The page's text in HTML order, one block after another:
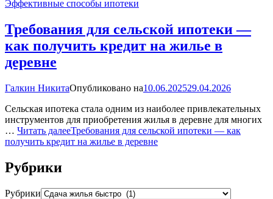
Эффективные способы ипотеки
Требования для сельской ипотеки —
как получить кредит на жилье в
деревне
Галкин НикитаОпубликовано на10.06.202529.04.2026
Сельская ипотека стала одним из наиболее привлекательных
инструментов для приобретения жилья в деревне для многих
… Читать далееТребования для сельской ипотеки — как
получить кредит на жилье в деревне
Рубрики
Рубрики